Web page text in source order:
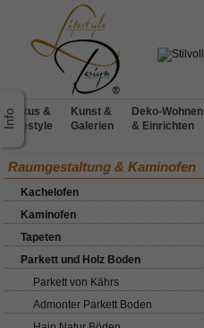
Luxus &
Lifestyle
Kunst &
Galerien
Deko-Wohnen
& Einrichten
Raumgestaltung & Kaminofen
Kachelofen
Kaminofen
Tapeten
Parkett und Holz Boden
Parkett von Kährs
Admonter Parkett Boden